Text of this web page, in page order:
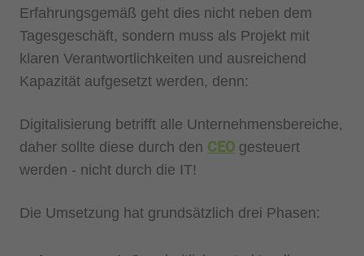
Erfahrungsgemäß geht dies nicht neben dem
Tagesgeschäft, sondern muss als Projekt mit
klaren Verantwortlichkeiten und ausreichend
Kapazität aufgesetzt werden, denn:
Digitalisierung betrifft alle Unternehmensbereiche,
daher sollte diese durch den CEO gesteuert
werden - nicht durch die IT!
Die Umsetzung hat grundsätzlich drei Phasen: